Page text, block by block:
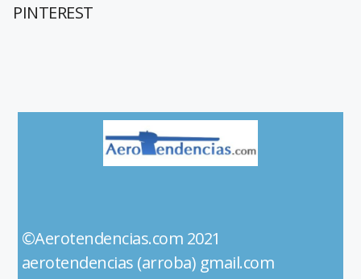
PINTEREST
©Aerotendencias.com 2021
aerotendencias (arroba) gmail.com